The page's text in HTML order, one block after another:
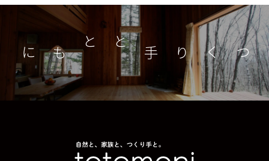
つくり手とともに